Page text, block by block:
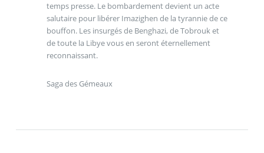
temps presse. Le bombardement devient un acte
salutaire pour libérer Imazighen de la tyrannie de ce
bouffon. Les insurgés de Benghazi, de Tobrouk et
de toute la Libye vous en seront éternellement
reconnaissant.
Saga des Gémeaux